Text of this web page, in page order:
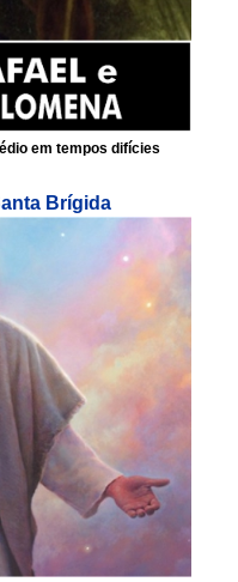
em tempos difícies
Brígida